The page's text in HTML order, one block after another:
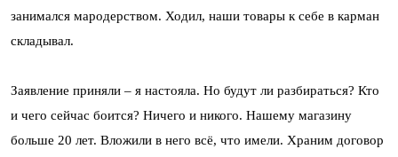
занимался мародерством. Ходил, наши товары к себе в карман
складывал.
Заявление приняли – я настояла. Но будут ли разбираться? Кто
и чего сейчас боится? Ничего и никого. Нашему магазину
больше 20 лет. Вложили в него всё, что имели. Храним договор